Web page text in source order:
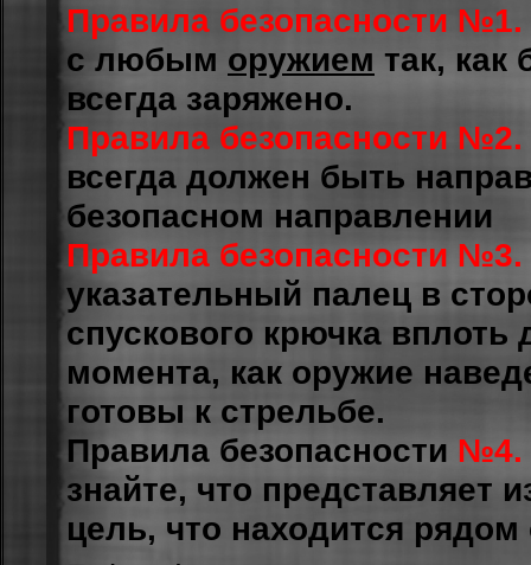
Правила безопасности №1.
с любым оружием так, как
всегда заряжено.
Правила безопасности №2.
всегда должен быть
безопасном направлении
Правила безопасности №3.
указательный палец в
спускового крючка вплоть
момента, как оружие
готовы к стрельбе.
Правила безопасности №4.
знайте, что представляет
цель, что находится рядом